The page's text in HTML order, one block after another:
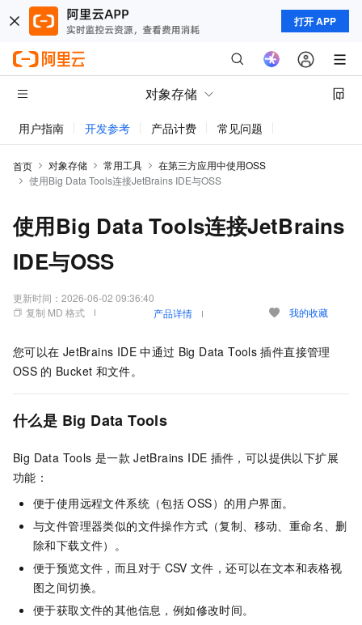
打开 APP
对象存储
用户指南 开发参考 产品计费 常见问题
首页 对象存储 常用工具
在第三方应用中使用OSS
使用Big Data Tools连接JetBrains IDE与OSS
使用Big Data Tools连接JetBrains
IDE与OSS
更新时间： 2026-06-02 09:36:40
复制 MD 格式
产品详情 我的收藏
您可以在 JetBrains IDE 中通过 Big Data Tools 插件直接管理
OSS 的 Bucket 和文件。
什么是 Big Data Tools
Big Data Tools 是一款 JetBrains IDE 插件，可以提供以下扩展
功能：
便于使用远程文件系统（包括 OSS）的用户界面。
与文件管理器类似的文件操作方式（复制、移动、重命名、删
除和下载文件）。
便于预览文件，而且对于 CSV 文件，还可以在文本和表格视
图之间切换。
便于获取文件的其他信息，例如修改时间。